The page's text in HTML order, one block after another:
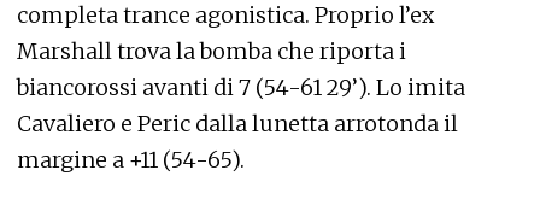
completa trance agonistica. Proprio l’ex
Marshall trova la bomba che riporta i
biancorossi avanti di 7 (54-61 29’). Lo imita
Cavaliero e Peric dalla lunetta arrotonda il
margine a +11 (54-65).